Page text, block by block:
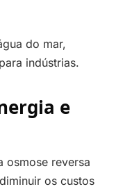
do mar,
indústrias.
e
osmose reversa
os custos